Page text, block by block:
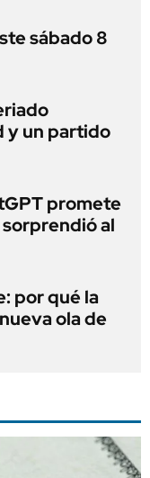
sábado 8
y un partido
promete
al
por qué la
ola de